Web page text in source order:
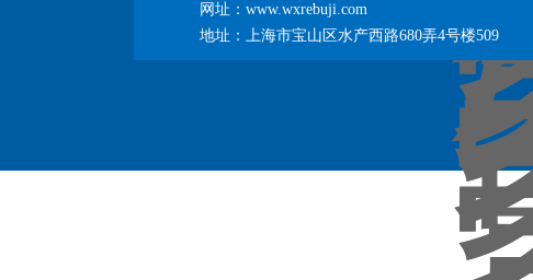
网址：www.wxrebuji.com
地址：上海市宝山区水产西路680弄4号楼509